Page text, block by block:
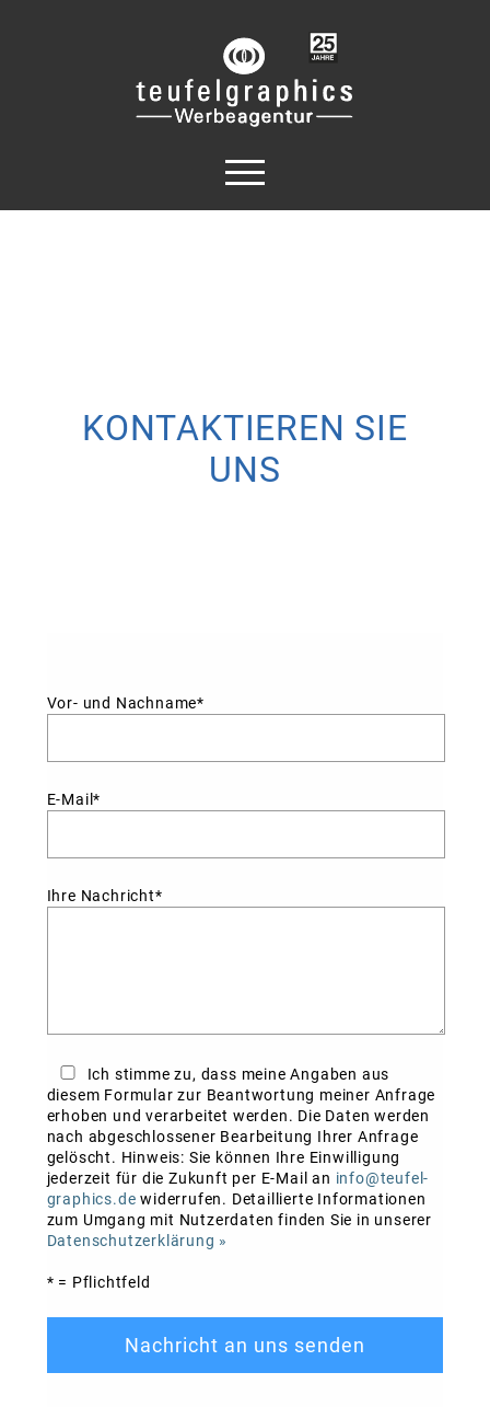
KONTAKTIEREN SIE
UNS
Vor- und Nachname*
E-Mail*
Ihre Nachricht*
Ich stimme zu, dass meine Angaben aus
diesem Formular zur Beantwortung meiner Anfrage
erhoben und verarbeitet werden. Die Daten werden
nach abgeschlossener Bearbeitung Ihrer Anfrage
gelöscht. Hinweis: Sie können Ihre Einwilligung
jederzeit für die Zukunft per E-Mail an info@teufel-
graphics.de widerrufen. Detaillierte Informationen
zum Umgang mit Nutzerdaten finden Sie in unserer
Datenschutzerklärung »
* = Pflichtfeld
Nachricht an uns senden